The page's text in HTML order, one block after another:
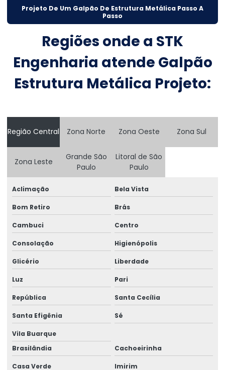
Construção De Armazém Atacadista
Construção De Silos Metálicos Em Mato Grosso
Construção de estruturas metálicas
Consultoria Engenharia Estrutural
Consultoria Engenharia Estrutural Galpão Preço
Consultoria Engenharia Estrutural Predio
Consultoria Engenharia Estrutural Predio Preço
Consultoria Estrutural
Consultoria Estrutural Estrutura Metálico
Consultoria Estrutural Galpão
Consultoria Estrutural Para Atacadistas
Consultoria de projetos de engenharia
Consultoria Técnica Em Engenharia Estrutural
Curso advance steel
Curso de autodesk advance steel
Projeto De Um Galpão De Estrutura Metálica Passo A
Passo
Regiões onde a STK
Engenharia atende Galpão
Estrutura Metálica Projeto:
Região Central Zona Norte Zona Oeste Zona Sul
Zona Leste
Grande São
Paulo
Litoral de São
Paulo
Aclimação Bela Vista
Bom Retiro Brás
Cambuci Centro
Consolação Higienópolis
Glicério Liberdade
Luz Pari
República Santa Cecília
Santa Efigênia Sé
Vila Buarque
Brasilândia
Cachoeirinha
Casa Verde Imirim